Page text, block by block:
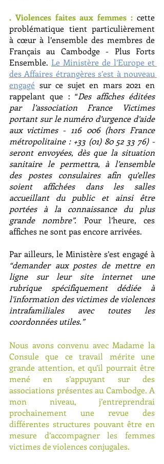
. Violences faites aux femmes : cette
problématique tient particulièrement
à cœur à l’ensemble des membres de
Français au Cambodge - Plus Forts
Ensemble. Le Ministère de l’Europe et
des Affaires étrangères s’est à nouveau
engagé sur ce sujet en mars 2021 en
rappelant que : “Des affiches éditées
par l’association France Victimes
portant sur le numéro d’urgence d’aide
aux victimes - 116 006 (hors France
métropolitaine : +33 (01) 80 52 33 76) -
seront envoyées, dès que la situation
sanitaire le permettra, à l’ensemble
des postes consulaires afin qu’elles
soient affichées dans les salles
accueillant du public et ainsi être
portées à la connaissance du plus
grande nombre”. Pour l’heure, ces
affiches ne sont pas encore arrivées.
“demander aux postes de mettre en
ligne sur leur site internet une
rubrique spécifiquement dédiée à
l’information des victimes de violences
intrafamiliales avec toutes les
coordonnées utiles.”
Nous avons convenu avec Madame la
Consule que ce travail mérite une
grande attention, et qu’il pourrait être
mené en s’appuyant sur des
associations présentes au Cambodge. A
mon niveau, j’entreprendrai
prochainement une revue des
différentes structures pouvant être en
mesure d’accompagner les femmes
victimes de violences conjugales.